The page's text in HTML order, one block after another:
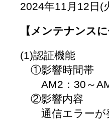
2024年11月12日
【メンテナンスに
(1)認証機能
①影響時間帯
AM2：30～
②影響内容
通信エラーが